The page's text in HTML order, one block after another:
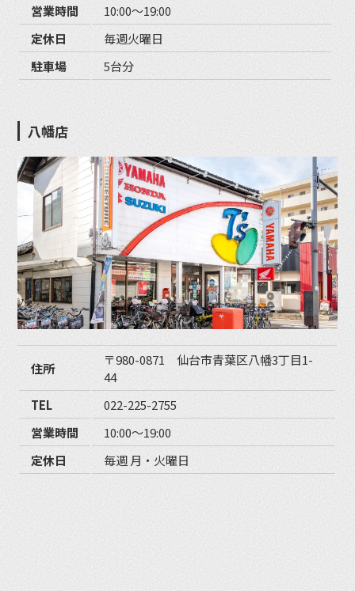
営業時間
10:00〜19:00
定休日
毎週火曜日
駐車場
5台分
八幡店
住所
〒980-0871 仙台市青葉区八幡3丁目1-
44
TEL
022-225-2755
営業時間
10:00〜19:00
定休日
毎週 月・火曜日